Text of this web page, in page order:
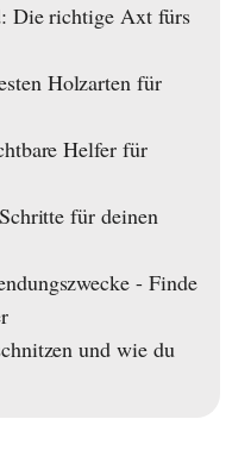
Die richtige Axt fürs
Holzarten für
Helfer für
für deinen
- Finde
und wie du